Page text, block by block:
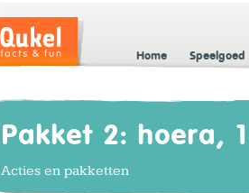
Home Speelgoed
Pakket 2: hoera,
Acties en pakketten